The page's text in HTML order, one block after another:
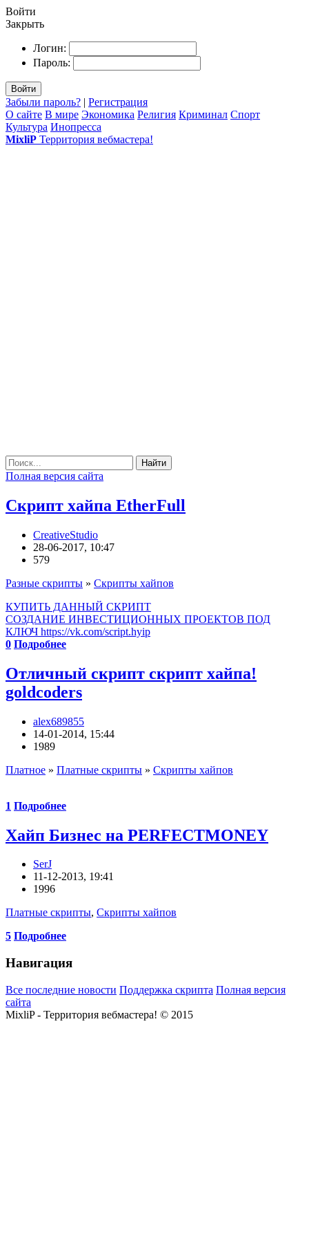
Войти
Закрыть
Логин:
Пароль:
Войти
Забыли пароль? | Регистрация
О сайте В мире Экономика Религия Криминал Спорт
Культура Инопресса
MixliP Территория вебмастера!
Найти
Полная версия сайта
Скрипт хайпа EtherFull
CreativeStudio
28-06-2017, 10:47
579
Разные скрипты » Скрипты хайпов
КУПИТЬ ДАННЫЙ СКРИПТ
СОЗДАНИЕ ИНВЕСТИЦИОННЫХ ПРОЕКТОВ ПОД
КЛЮЧ https://vk.com/script.hyip
0 Подробнее
Отличный скрипт скрипт хайпа!
goldcoders
alex689855
14-01-2014, 15:44
1989
Платное » Платные скрипты » Скрипты хайпов
1 Подробнее
Хайп Бизнес на PERFECTMONEY
SerJ
11-12-2013, 19:41
1996
Платные скрипты, Скрипты хайпов
5 Подробнее
Навигация
Все последние новости Поддержка скрипта Полная версия
сайта
MixliP - Территория вебмастера! © 2015